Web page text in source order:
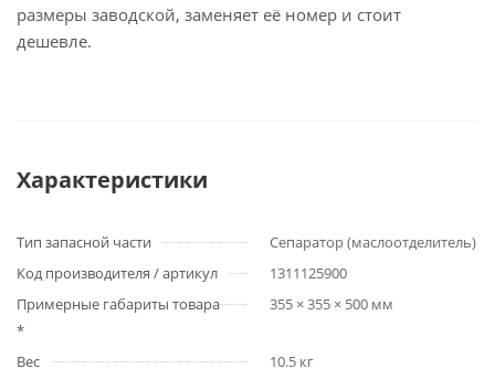
размеры заводской, заменяет её номер и стоит
дешевле.
Характеристики
Тип запасной части
Сепаратор (маслоотделитель)
Код производителя / артикул
1311125900
Примерные габариты товара
*
355 × 355 × 500 мм
Вес
10.5 кг